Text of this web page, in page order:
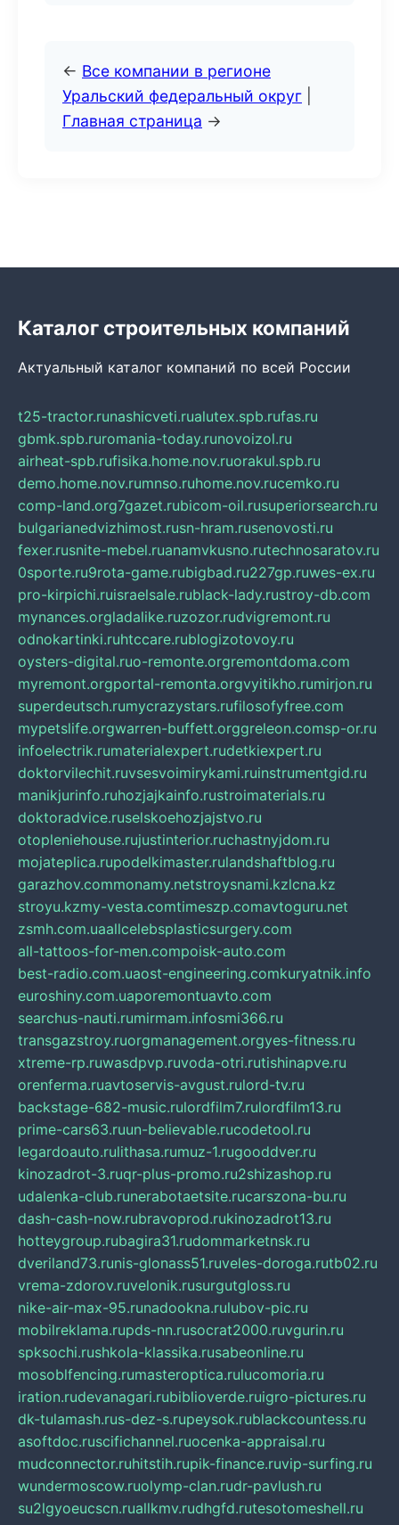
← Все компании в регионе
Уральский федеральный округ
Главная страница →
Каталог строительных компаний
Актуальный каталог компаний по всей России
t25-tractor.runashicveti.rualutex.spb.rufas.ru
gbmk.spb.ruromania-today.runovoizol.ru
airheat-spb.rufisika.home.nov.ruorakul.spb.ru
demo.home.nov.rumnso.ruhome.nov.rucemko.ru
comp-land.org7gazet.rubicom-oil.rusuperiorsearch.ru
bulgarianedvizhimost.rusn-hram.rusenovosti.ru
fexer.rusnite-mebel.ruanamvkusno.rutechnosaratov.ru
0sporte.ru9rota-game.rubigbad.ru227gp.ruwes-ex.ru
pro-kirpichi.ruisraelsale.rublack-lady.rustroy-db.com
mynances.orgladalike.ruzozor.rudvigremont.ru
odnokartinki.ruhtccare.rublogizotovoy.ru
oysters-digital.ruo-remonte.orgremontdoma.com
myremont.orgportal-remonta.orgvyitikho.rumirjon.ru
superdeutsch.rumycrazystars.rufilosofyfree.com
mypetslife.orgwarren-buffett.orggreleon.comsp-or.ru
infoelectrik.rumaterialexpert.rudetkiexpert.ru
doktorvilechit.ruvsesvoimirykami.ruinstrumentgid.ru
manikjurinfo.ruhozjajkainfo.rustroimaterials.ru
doktoradvice.ruselskoehozjajstvo.ru
otopleniehouse.rujustinterior.ruchastnyjdom.ru
mojateplica.rupodelkimaster.rulandshaftblog.ru
garazhov.commonamy.netstroysnami.kzlcna.kz
stroyu.kzmy-vesta.comtimeszp.comavtoguru.net
zsmh.com.uaallcelebsplasticsurgery.com
all-tattoos-for-men.compoisk-auto.com
best-radio.com.uaost-engineering.comkuryatnik.info
euroshiny.com.uaporemontuavto.com
searchus-nauti.rumirmam.infosmi366.ru
transgazstroy.ruorgmanagement.orgyes-fitness.ru
xtreme-rp.ruwasdpvp.ruvoda-otri.rutishinapve.ru
orenferma.ruavtoservis-avgust.rulord-tv.ru
backstage-682-music.rulordfilm7.rulordfilm13.ru
prime-cars63.ruun-believable.rucodetool.ru
legardoauto.rulithasa.rumuz-1.rugooddver.ru
kinozadrot-3.ruqr-plus-promo.ru2shizashop.ru
udalenka-club.runerabotaetsite.rucarszona-bu.ru
dash-cash-now.rubravoprod.rukinozadrot13.ru
hotteygroup.rubagira31.rudommarketnsk.ru
dveriland73.runis-glonass51.ruveles-doroga.rutb02.ru
vrema-zdorov.ruvelonik.rusurgutgloss.ru
nike-air-max-95.runadookna.rulubov-pic.ru
mobilreklama.rupds-nn.rusocrat2000.ruvgurin.ru
spksochi.rushkola-klassika.rusabeonline.ru
mosoblfencing.rumasteroptica.rulucomoria.ru
iration.rudevanagari.rubiblioverde.ruigro-pictures.ru
dk-tulamash.rus-dez-s.rupeysok.rublackcountess.ru
asoftdoc.ruscifichannel.ruocenka-appraisal.ru
mudconnector.ruhitstih.rupik-finance.ruvip-surfing.ru
wundermoscow.ruolymp-clan.rudr-pavlush.ru
su2lgyoeucscn.ruallkmv.rudhgfd.rutesotomeshell.ru